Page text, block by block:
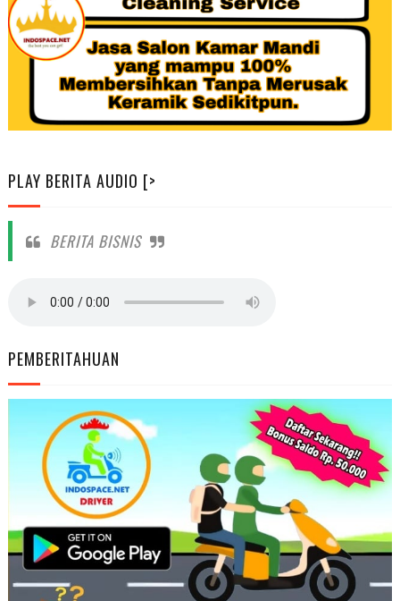
PLAY BERITA AUDIO [>
BERITA BISNIS
PEMBERITAHUAN